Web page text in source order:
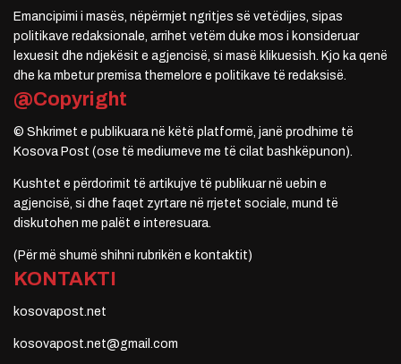
Emancipimi i masës, nëpërmjet ngritjes së vetëdijes, sipas
politikave redaksionale, arrihet vetëm duke mos i konsideruar
lexuesit dhe ndjekësit e agjencisë, si masë klikuesish. Kjo ka qenë
dhe ka mbetur premisa themelore e politikave të redaksisë.
@Copyright
© Shkrimet e publikuara në këtë platformë, janë prodhime të
Kosova Post (ose të mediumeve me të cilat bashkëpunon).
Kushtet e përdorimit të artikujve të publikuar në uebin e
agjencisë, si dhe faqet zyrtare në rrjetet sociale, mund të
diskutohen me palët e interesuara.
(Për më shumë shihni rubrikën e kontaktit)
KONTAKTI
kosovapost.net
kosovapost.net@gmail.com